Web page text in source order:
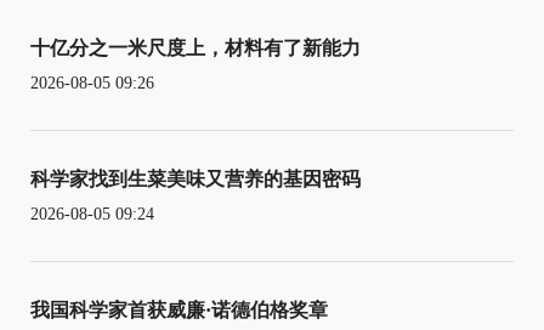
十亿分之一米尺度上，材料有了新能力
2026-08-05 09:26
科学家找到生菜美味又营养的基因密码
2026-08-05 09:24
我国科学家首获威廉·诺德伯格奖章